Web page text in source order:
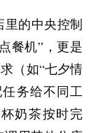
程。
了，在第一次
这个问题它其
（因为如果这
里的中央控制
餐机”，更是
（如“七夕情
务给不同工
奶茶按时完